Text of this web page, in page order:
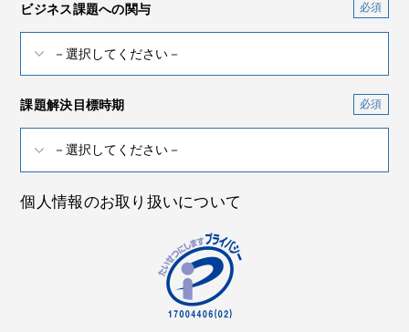
ビジネス課題への関与
課題解決目標時期
個人情報のお取り扱いについて